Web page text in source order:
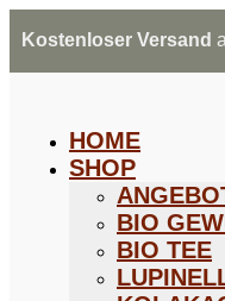
Kostenloser Versand
HOME
SHOP
BIO
BIO TEE